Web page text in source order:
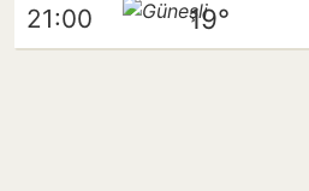
21:00 19°